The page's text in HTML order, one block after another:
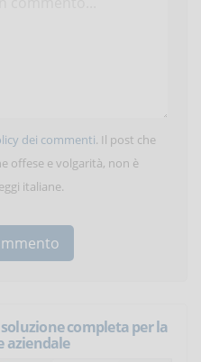
dei commenti. Il post che
offese e volgarità, non è
italiane.
completa per la
aziendale